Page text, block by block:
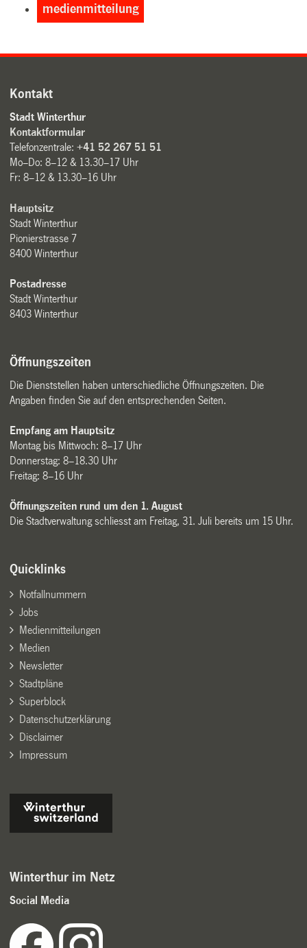
medienmitteilung
Kontakt
Stadt Winterthur
Kontaktformular
Telefonzentrale:+41 52 267 51 51
Mo–Do: 8–12 & 13.30–17 Uhr
Fr: 8–12 & 13.30–16 Uhr
Hauptsitz
Stadt Winterthur
Pionierstrasse 7
8400 Winterthur
Postadresse
Stadt Winterthur
8403 Winterthur
Öffnungszeiten
Die Dienststellen haben unterschiedliche Öffnungszeiten. Die
Angaben finden Sie auf den entsprechenden Seiten.
Empfang am Hauptsitz
Montag bis Mittwoch: 8–17 Uhr
Donnerstag: 8–18.30 Uhr
Freitag: 8–16 Uhr
Öffnungszeiten rund um den 1. August
Die Stadtverwaltung schliesst am Freitag, 31. Juli bereits um 15 Uhr.
Quicklinks
Notfallnummern
Jobs
Medienmitteilungen
Medien
Newsletter
Stadtpläne
Superblock
Datenschutzerklärung
Disclaimer
Impressum
Winterthur im Netz
Social Media